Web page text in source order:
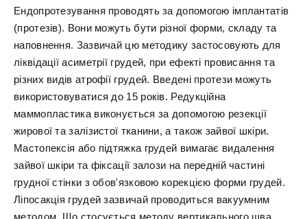
Ендопротезування проводять за допомогою імплантатів
(протезів). Вони можуть бути різної форми, складу та
наповнення. Зазвичай цю методику застосовують для
ліквідації асиметрії грудей, при ефекті провисання та
різних видів атрофії грудей. Введені протези можуть
використовуватися до 15 років. Редукційна
маммопластика виконується за допомогою резекції
жирової та залізистої тканини, а також зайвої шкіри.
Мастопексія або підтяжка грудей вимагає видалення
зайвої шкіри та фіксації залози на передній частині
грудної стінки з обов'язковою корекцією форми грудей.
Ліпосакція грудей зазвичай проводиться вакуумним
методом. Що стосується методу вертикального шва,